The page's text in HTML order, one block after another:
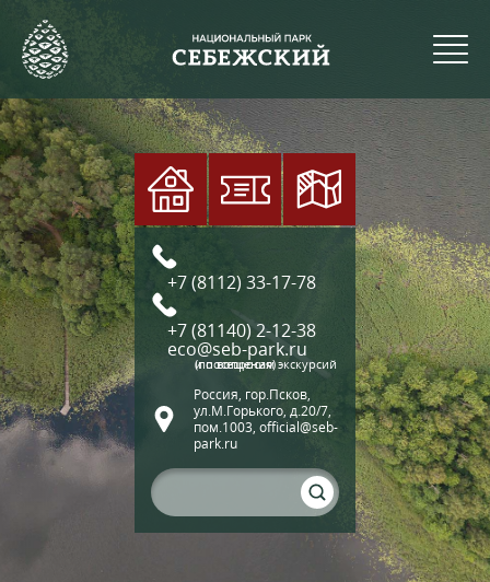
+7 (8112) 33-17-78
+7 (81140) 2-12-38
eco@seb-park.ru
(по вопросам экскурсий и посещения)
Россия, гор.Псков,
ул.М.Горького, д.20/7,
пом.1003, official@seb-
park.ru